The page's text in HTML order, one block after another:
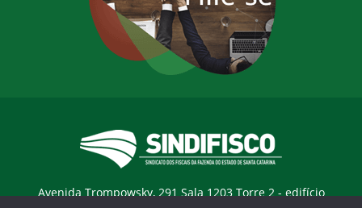
Avenida Trompowsky, 291 Sala 1203 Torre 2 - edifício